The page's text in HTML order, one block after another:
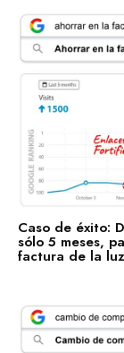
Alimentos y
Transporte
Salud y
SEO
Nosotros
Caso de éxito:
sólo 5 meses,
factura de la